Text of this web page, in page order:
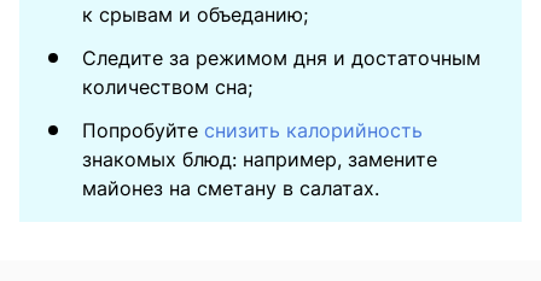
к срывам и объеданию;
Следите за режимом дня и достаточным
количеством сна;
Попробуйте снизить калорийность
знакомых блюд: например, замените
майонез на сметану в салатах.